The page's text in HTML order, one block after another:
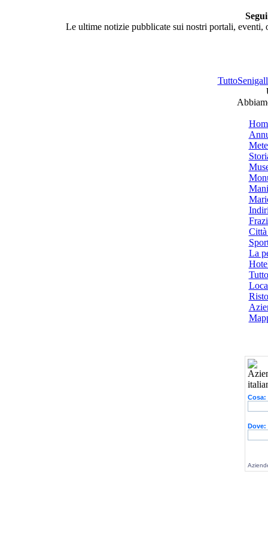
Le ultime notizie pubblicate sui nostri portali,
Città
La
Cosa:
Dove: